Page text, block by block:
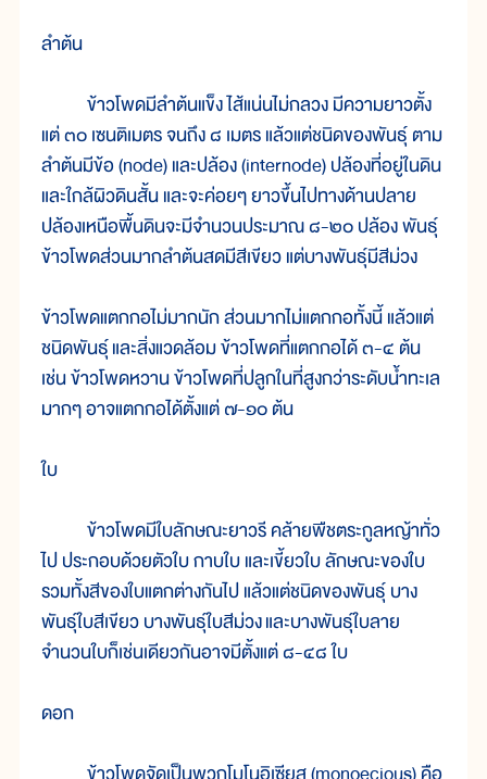
ลำต้น
ข้าวโพดมีลำต้นแข็ง ไส้แน่นไม่กลวง มีความยาวตั้ง
แต่ ๓๐ เซนติเมตร จนถึง ๘ เมตร แล้วแต่ชนิดของพันธุ์ ตาม
ลำต้นมีข้อ (node) และปล้อง (internode) ปล้องที่อยู่ในดิน
และใกล้ผิวดินสั้น และจะค่อยๆ ยาวขึ้นไปทางด้านปลาย
ปล้องเหนือพื้นดินจะมีจำนวนประมาณ ๘-๒๐ ปล้อง พันธุ์
ข้าวโพดส่วนมากลำต้นสดมีสีเขียว แต่บางพันธุ์มีสีม่วง
ข้าวโพดแตกกอไม่มากนัก ส่วนมากไม่แตกกอทั้งนี้ แล้วแต่
ชนิดพันธุ์และสิ่งแวดล้อม ข้าวโพดที่แตกกอได้ ๓-๔ ต้น
เช่น ข้าวโพดหวาน ข้าวโพดที่ปลูกในที่สูงกว่าระดับน้ำทะเล
มากๆ อาจแตกกอได้ตั้งแต่ ๗-๑๐ ต้น
ใบ
ข้าวโพดมีใบลักษณะยาวรี คล้ายพืชตระกูลหญ้าทั่ว
ไป ประกอบด้วยตัวใบ กาบใบ และเขี้ยวใบ ลักษณะของใบ
รวมทั้งสีของใบแตกต่างกันไป แล้วแต่ชนิดของพันธุ์ บาง
พันธุ์ใบสีเขียว บางพันธุ์ใบสีม่วงและบางพันธุ์ใบลาย
จำนวนใบก็เช่นเดียวกันอาจมีตั้งแต่ ๘-๔๘ ใบ
ดอก